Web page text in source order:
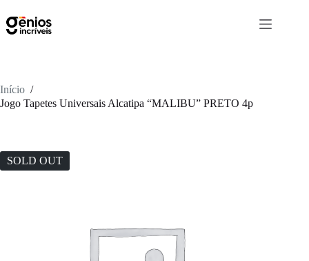
Início /
Jogo Tapetes Universais Alcatipa “MALIBU” PRETO 4p
SOLD OUT